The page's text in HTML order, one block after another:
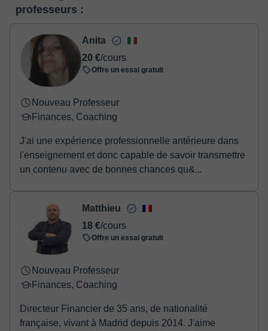
deux options:
- carte de débit / crédit
- Paypal
Une fois le paiement réglé, nous vous enverrons un e-mail pour
confirmer la réservation.
professeurs :
Anita
20 €/cours
Offre un essai gratuit
Nouveau Professeur
Finances, Coaching
J'ai une expérience professionnelle antérieure dans
l'enseignement et donc capable de savoir transmettre
un contenu avec de bonnes chances qu&...
Matthieu
18 €/cours
Offre un essai gratuit
Nouveau Professeur
Finances, Coaching
Directeur Financier de 35 ans, de nationalité
française, vivant à Madrid depuis 2014. J'aime